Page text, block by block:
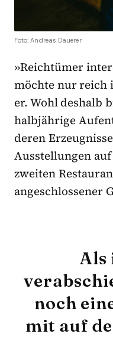
Foto: Andreas Dauerer
»Reichtümer
möchte nur reich
er. Wohl deshalb
halbjährige
deren
Ausstellungen
zweiten
angeschlossener
Als
noch
mit auf